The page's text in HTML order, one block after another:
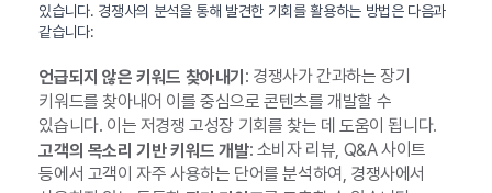
있습니다. 경쟁사의 분석을 통해 발견한 기회를 활용하는 방법은 다음과
같습니다:
언급되지 않은 키워드 찾아내기 : 경쟁사가 간과하는 장기
키워드를 찾아내어 이를 중심으로 콘텐츠를 개발할 수
있습니다. 이는 저경쟁 고성장 기회를 찾는 데 도움이 됩니다.
고객의 목소리 기반 키워드 개발: 소비자 리뷰, Q&A 사이트
등에서 고객이 자주 사용하는 단어를 분석하여, 경쟁사에서